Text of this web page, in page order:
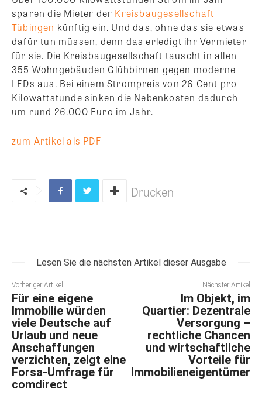
sparen die Mieter der Kreisbaugesellschaft
Tübingen künftig ein. Und das, ohne das sie etwas
dafür tun müssen, denn das erledigt ihr Vermieter
für sie. Die Kreisbaugesellschaft tauscht in allen
355 Wohngebäuden Glühbirnen gegen moderne
LEDs aus. Bei einem Strompreis von 26 Cent pro
Kilowattstunde sinken die Nebenkosten dadurch
um rund 26.000 Euro im Jahr.
zum Artikel als PDF
Drucken
Lesen Sie die nächsten Artikel dieser Ausgabe
Vorheriger Artikel
Für eine eigene
Immobilie würden
viele Deutsche auf
Urlaub und neue
Anschaffungen
verzichten, zeigt eine
Forsa-Umfrage für
comdirect
Nächster Artikel
Im Objekt, im
Quartier: Dezentrale
Versorgung –
rechtliche Chancen
und wirtschaftliche
Vorteile für
Immobilieneigentümer